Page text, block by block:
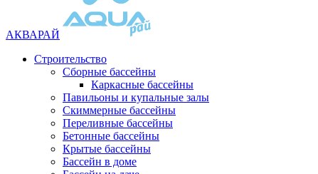
АКВАРАЙ
Строительство
Сборные бассейны
Каркасные бассейны
Павильоны и купальные залы
Скиммерные бассейны
Переливные бассейны
Бетонные бассейны
Крытые бассейны
Бассейн в доме